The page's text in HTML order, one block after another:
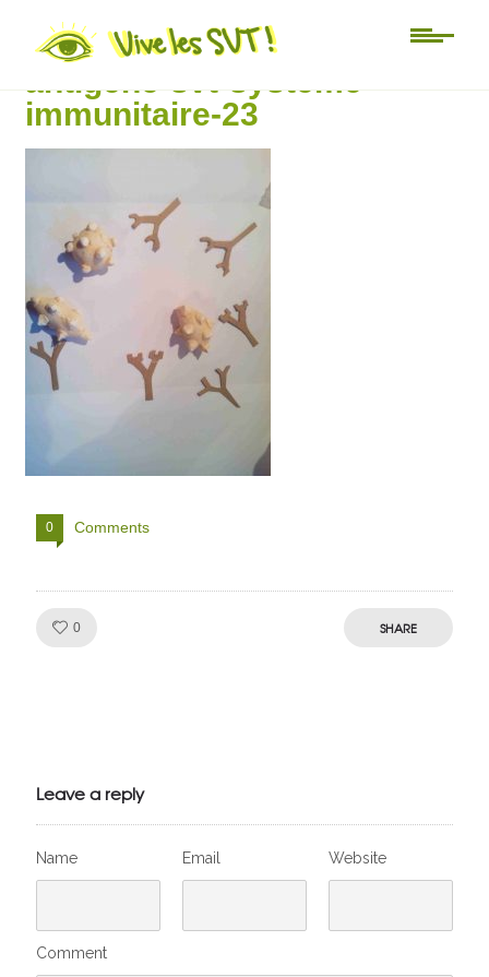
modelisation-anticorps-
antigene-svt-systeme-
immunitaire-23
0 Comments
0 SHARE
Leave a reply
Name Email Website
Comment